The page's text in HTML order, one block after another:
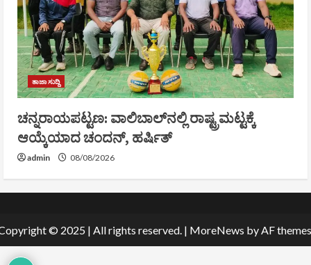
ತಾಜಾ ಸುದ್ದಿ
ಚನ್ನರಾಯಪಟ್ಟಣ: ವಾಲಿಬಾಲ್‌ನಲ್ಲಿ ರಾಷ್ಟ್ರಮಟ್ಟಕ್ಕೆ
ಆಯ್ಕೆಯಾದ ಚಂದನ್, ಹರ್ಷಿತ್
admin 08/08/2026
© 2025 | All rights reserved. | MoreNews by AF